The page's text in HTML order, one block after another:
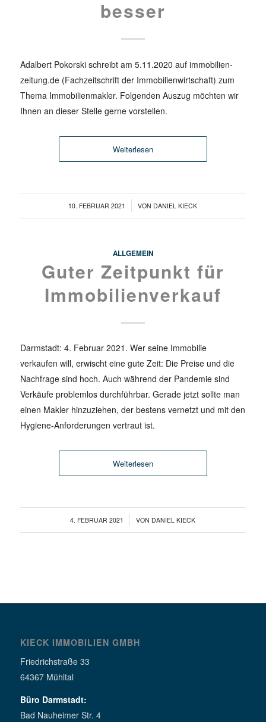
besser
Adalbert Pokorski schreibt am 5.11.2020 auf immobilien-
zeitung.de (Fachzeitschrift der Immobilienwirtschaft) zum
Thema Immobilienmakler. Folgenden Auszug möchten wir
Ihnen an dieser Stelle gerne vorstellen.
Weiterlesen
10. FEBRUAR 2021
/ VON DANIEL KIECK
ALLGEMEIN
Guter Zeitpunkt für
Immobilienverkauf
Darmstadt: 4. Februar 2021. Wer seine Immobilie
verkaufen will, erwischt eine gute Zeit: Die Preise und die
Nachfrage sind hoch. Auch während der Pandemie sind
Verkäufe problemlos durchführbar. Gerade jetzt sollte man
einen Makler hinzuziehen, der bestens vernetzt und mit den
Hygiene-Anforderungen vertraut ist.
Weiterlesen
4. FEBRUAR 2021
/ VON DANIEL KIECK
KIECK IMMOBILIEN GMBH
Friedrichstraße 33
64367 Mühltal
Büro Darmstadt:
Bad Nauheimer Str. 4